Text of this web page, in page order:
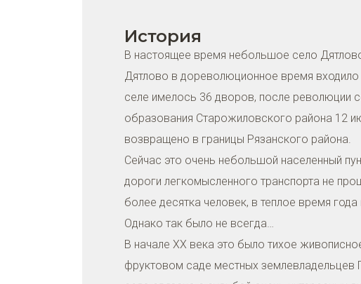
История
В настоящее время небольшое село
Дятлово в дореволюционное время
селе имелось 36 дворов, после революции
образования Старожиловского района 12
возвращено в границы Рязанского района.
Сейчас это очень небольшой населенный
дороги легкомысленного транспорта не
более десятка человек, в теплое время
Однако так было не всегда…
В начале ХХ века это было тихое
фруктовом саде местных землевладельцев